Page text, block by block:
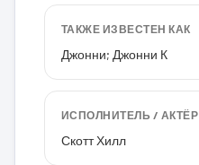
ТАКЖЕ ИЗВЕСТЕН КАК
Джонни; Джонни К
ИСПОЛНИТЕЛЬ / АКТЁР
Скотт Хилл